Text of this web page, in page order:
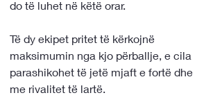
do të luhet në këtë orar.
Të dy ekipet pritet të kërkojnë
maksimumin nga kjo përballje, e cila
parashikohet të jetë mjaft e fortë dhe
me rivalitet të lartë.